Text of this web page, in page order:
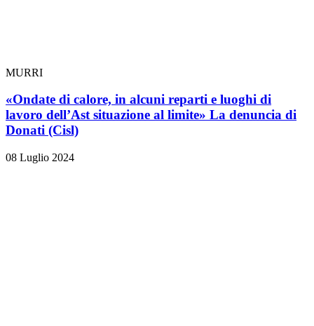
MURRI
«Ondate di calore, in alcuni reparti e luoghi di
lavoro dell’Ast situazione al limite» La denuncia di
Donati (Cisl)
08 Luglio 2024